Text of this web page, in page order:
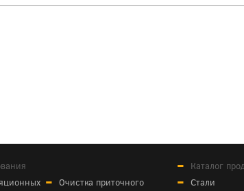
Очистка приточного
Каталог
Стали